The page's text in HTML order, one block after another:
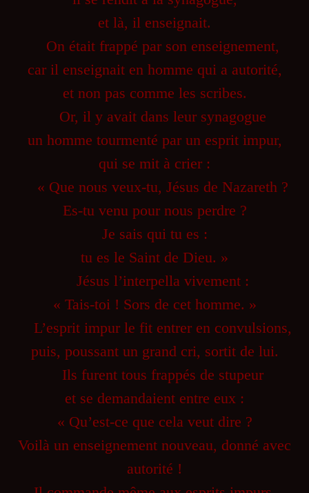
et là, il enseignait.
On était frappé par son enseignement,
car il enseignait en homme qui a autorité,
et non pas comme les scribes.
Or, il y avait dans leur synagogue
un homme tourmenté par un esprit impur,
qui se mit à crier :
« Que nous veux-tu, Jésus de Nazareth ?
Es-tu venu pour nous perdre ?
Je sais qui tu es :
tu es le Saint de Dieu. »
Jésus l’interpella vivement :
« Tais-toi ! Sors de cet homme. »
L’esprit impur le fit entrer en convulsions,
puis, poussant un grand cri, sortit de lui.
Ils furent tous frappés de stupeur
et se demandaient entre eux :
« Qu’est-ce que cela veut dire ?
Voilà un enseignement nouveau, donné avec
autorité !